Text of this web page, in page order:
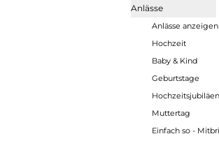
Anlässe
Anlässe anzeigen
Hochzeit
Baby & Kind
Geburtstage
Hochzeitsjubiläen
Muttertag
Einfach so -